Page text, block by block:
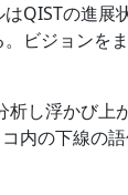
QISTの進展
ビジョンを
し浮かび上
内の下線の